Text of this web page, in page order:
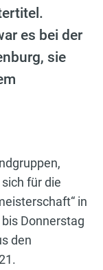
es bei der
sie
für die
in
Donnerstag
den